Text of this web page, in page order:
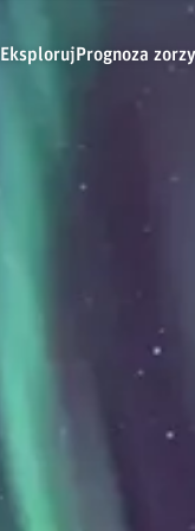
EksplorujPrognoza zorzy